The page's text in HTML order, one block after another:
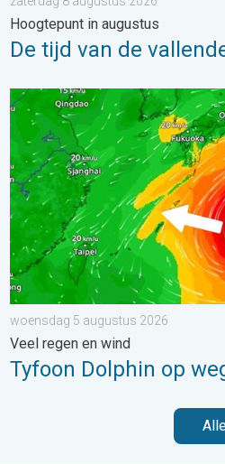
Hoogtepunt in augustus
De tijd van de
Tyfoon Dolphin op weg naar
woensdag 5 augustus 2026
Veel regen en wind
Tyfoon Dolphin op